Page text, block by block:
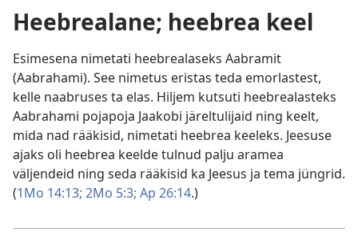
Heebrealane; heebrea keel
Esimesena nimetati heebrealaseks Aabramit
(Aabrahami). See nimetus eristas teda emorlastest,
kelle naabruses ta elas. Hiljem kutsuti heebrealasteks
Aabrahami pojapoja Jaakobi järeltulijaid ning keelt,
mida nad rääkisid, nimetati heebrea keeleks. Jeesuse
ajaks oli heebrea keelde tulnud palju aramea
väljendeid ning seda rääkisid ka Jeesus ja tema jüngrid.
(1Mo 14:13; 2Mo 5:3; Ap 26:14.)